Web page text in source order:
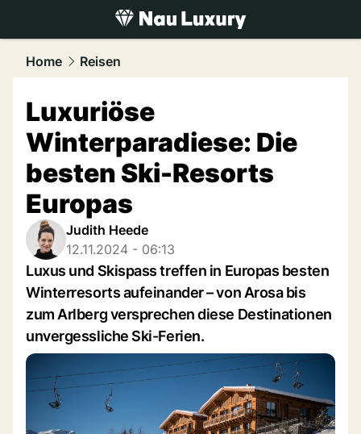
luxury.NAU.ch
Home Reisen
Luxuriöse
Winterparadiese: Die
besten Ski-Resorts
Europas
Judith Heede
12.11.2024 - 06:13
Luxus und Skispass treffen in Europas besten
Winterresorts aufeinander – von Arosa bis
zum Arlberg versprechen diese Destinationen
unvergessliche Ski-Ferien.